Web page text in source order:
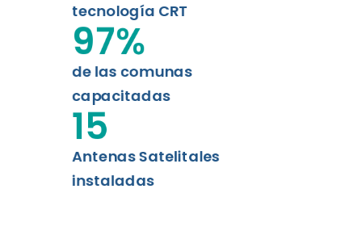
tecnología CRT
de las comunas
capacitadas
97%
Antenas Satelitales
instaladas
15